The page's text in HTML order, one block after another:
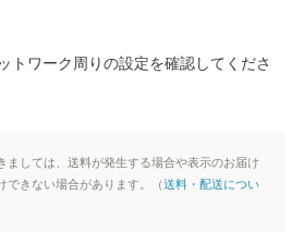
トワーク周りの設定を確認してくださ
しては、送料が発生する場合や表示のお届け
できない場合があります。（送料・配送につい